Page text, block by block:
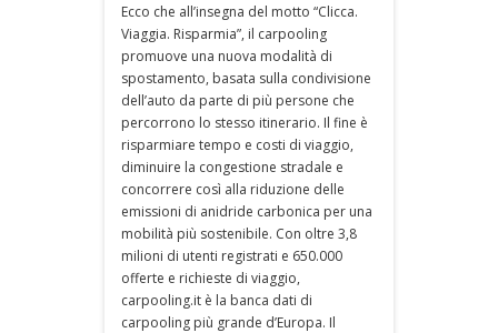
Ecco che all’insegna del motto “Clicca.
Viaggia. Risparmia”, il carpooling
promuove una nuova modalità di
spostamento, basata sulla condivisione
dell’auto da parte di più persone che
percorrono lo stesso itinerario. Il fine è
risparmiare tempo e costi di viaggio,
diminuire la congestione stradale e
concorrere così alla riduzione delle
emissioni di anidride carbonica per una
mobilità più sostenibile. Con oltre 3,8
milioni di utenti registrati e 650.000
offerte e richieste di viaggio,
carpooling.it è la banca dati di
carpooling più grande d’Europa. Il